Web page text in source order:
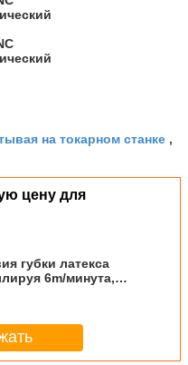
на токарном станке ,
цену для
губки латекса
6m/минута,